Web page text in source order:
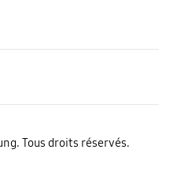
Tous droits réservés.